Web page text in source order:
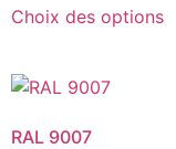
Choix des options
RAL 9007